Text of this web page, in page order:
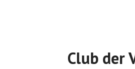
Club der